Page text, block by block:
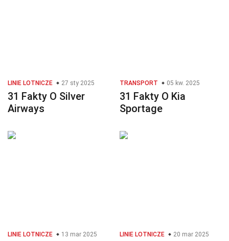
LINIE LOTNICZE 27 sty 2025
31 Fakty O Silver
Airways
TRANSPORT 05 kw. 2025
31 Fakty O Kia
Sportage
LINIE LOTNICZE 13 mar 2025 LINIE LOTNICZE 20 mar 2025